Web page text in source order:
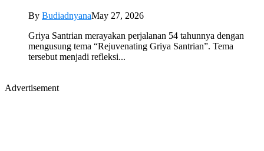
By BudiadnyanaMay 27, 2026
Griya Santrian merayakan perjalanan 54 tahunnya dengan
mengusung tema “Rejuvenating Griya Santrian”. Tema
tersebut menjadi refleksi...
Advertisement